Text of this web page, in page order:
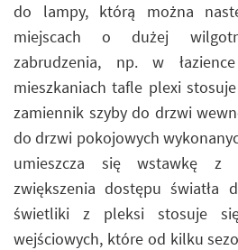
do lampy, którą można
miejscach o dużej
zabrudzenia, np. w
mieszkaniach tafle plexi
zamiennik szyby do drzwi
do drzwi pokojowych
umieszcza się wstawkę z
zwiększenia dostępu światła
świetliki z pleksi stosuje
wejściowych, które od kilku